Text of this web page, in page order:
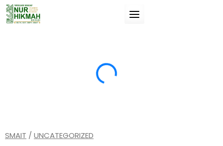
Skip
SMAIT / UNCATEGORIZED